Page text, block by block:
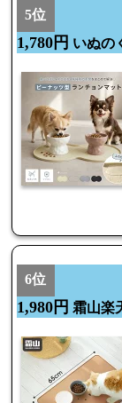
5位
1,780円 いぬの
6位
1,980円 霜山楽